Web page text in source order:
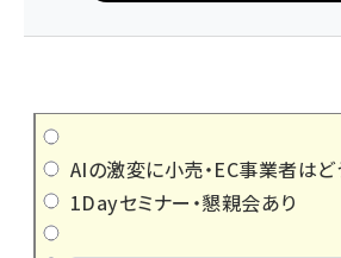
AIの激変に小売・EC事業者はど
1Dayセミナー・懇親会あり